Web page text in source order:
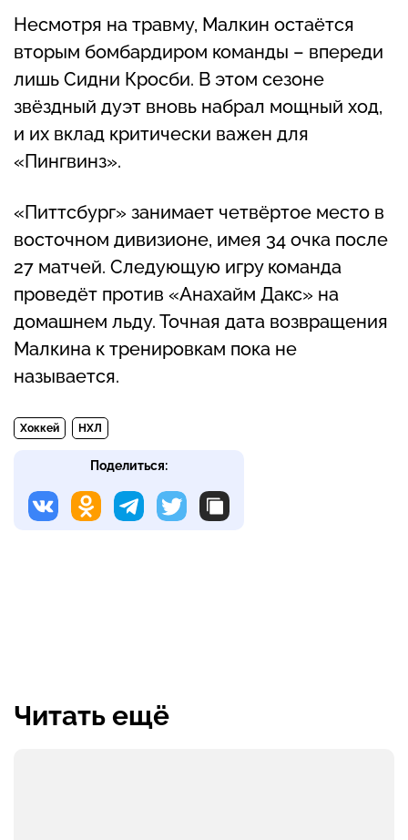
Несмотря на травму, Малкин остаётся
вторым бомбардиром команды – впереди
лишь Сидни Кросби. В этом сезоне
звёздный дуэт вновь набрал мощный ход,
и их вклад критически важен для
«Пингвинз».
«Питтсбург» занимает четвёртое место в
восточном дивизионе, имея 34 очка после
27 матчей. Следующую игру команда
проведёт против «Анахайм Дакс» на
домашнем льду. Точная дата возвращения
Малкина к тренировкам пока не
называется.
Хоккей НХЛ
Поделиться:
Читать ещё